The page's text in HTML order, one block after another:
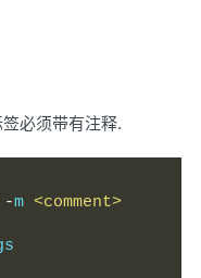
必须带有注释.
-m <comment>